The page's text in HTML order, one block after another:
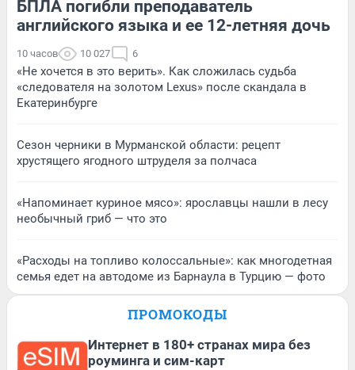
БПЛА погибли преподаватель
английского языка и ее 12-летняя дочь
10 часов 10 027 6
«Не хочется в это верить». Как сложилась судьба
«следователя на золотом Lexus» после скандала в
Екатеринбурге
Сезон черники в Мурманской области: рецепт
хрустящего ягодного штруделя за полчаса
«Напоминает куриное мясо»: ярославцы нашли в лесу
необычный гриб — что это
«Расходы на топливо колоссальные»: как многодетная
семья едет на автодоме из Барнаула в Турцию — фото
ПРОМОКОДЫ
Интернет в 180+ странах мира без
роуминга и сим-карт